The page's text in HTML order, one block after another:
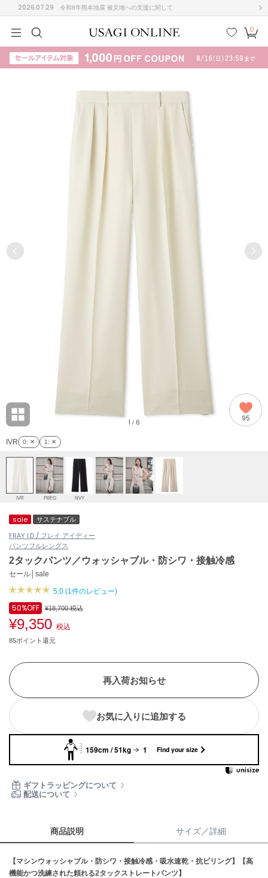
2026.07.29 令和8年熊本地震 被災地への支援に関して
検索
お気
に入
カー
ト
0
KIDSBABYBEAUTYLIFE STYLE
ョン雑貨 (849)
/ランジェリー (127)
ェア (124)
(121)
KIDSBABYBEAUTYLIFE STYLE
E
L
ACYM
アシーム
アリソンブラウン
Ame no chi Hare
アメノチハレ
AMOMMA
アモマ
アニュアンス
ànuke
アンヌーク
ASICS
アシックス
Ballelite
バレリット
BANDOLIER
Barbour
バブアー
Beyond Closet
Calvin Klein
CELFORD
Clarks Premium
クラークス
IVR 0: ✕ 1 : ✕
1 / 6 95
IVR PBEG NVY
sale
サステナブル
FRAY I.D / フレイ アイディー
パンツフルレングス
2タックパンツ／ウォッシャブル・防シワ・接触冷感
セール│sale
5.0 (1件のレビュー)
50%OFF ¥18,700税込
¥9,350 税込
85ポイント還元
再入荷お知らせ
お気に入りに追加する
159cm / 51kg 1 Find your size
ギフトラッピングについて
配送について
商品説明 サイズ／詳細
【マシンウォッシャブル・防シワ・接触冷感・吸水速乾・抗ピリング】【高
機能かつ洗練された頼れる2タックストレートパンツ】